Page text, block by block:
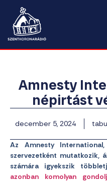
Amnesty
népirtást
december 5, 2024
Az Amnesty
szervezetként mutatkozik,
számára igyekszik
azonban komolyan